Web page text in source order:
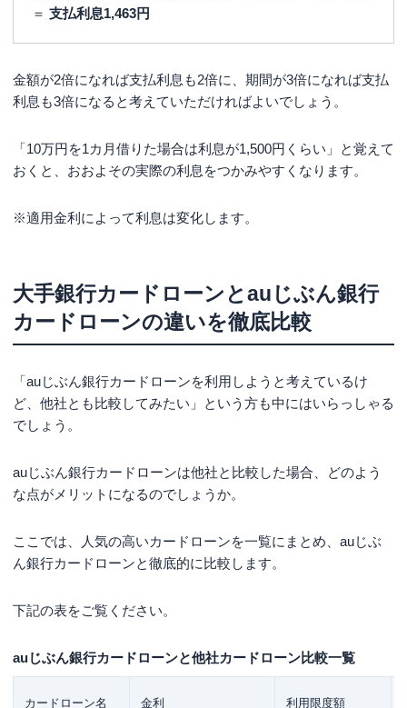
＝ 支払利息1,463円
金額が2倍になれば支払利息も2倍に、期間が3倍になれば支払
利息も3倍になると考えていただければよいでしょう。
「10万円を1カ月借りた場合は利息が1,500円くらい」と覚えて
おくと、おおよその実際の利息をつかみやすくなります。
※適用金利によって利息は変化します。
大手銀行カードローンとauじぶん銀行
カードローンの違いを徹底比較
「auじぶん銀行カードローンを利用しようと考えているけ
ど、他社とも比較してみたい」という方も中にはいらっしゃる
でしょう。
auじぶん銀行カードローンは他社と比較した場合、どのよう
な点がメリットになるのでしょうか。
ここでは、人気の高いカードローンを一覧にまとめ、auじぶ
ん銀行カードローンと徹底的に比較します。
下記の表をご覧ください。
auじぶん銀行カードローンと他社カードローン比較一覧
カードローン名 金利 利用限度額